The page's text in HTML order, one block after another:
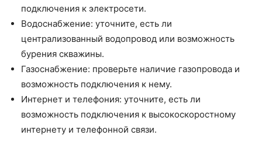
подключения к электросети.
Водоснабжение: уточните, есть ли
централизованный водопровод или возможность
бурения скважины.
Газоснабжение: проверьте наличие газопровода и
возможность подключения к нему.
Интернет и телефония: уточните, есть ли
возможность подключения к высокоскоростному
интернету и телефонной связи.